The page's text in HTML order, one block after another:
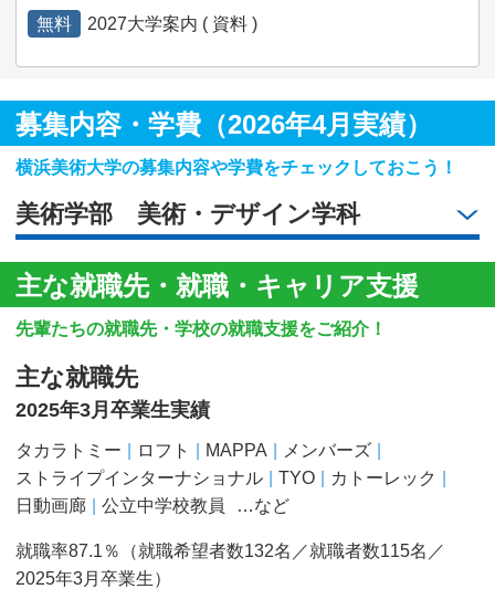
無料 2027大学案内 ( 資料 )
募集内容・学費（2026年4月実績）
横浜美術大学の募集内容や学費をチェックしておこう！
美術学部 美術・デザイン学科
主な就職先・就職・キャリア支援
先輩たちの就職先・学校の就職支援をご紹介！
主な就職先
2025年3月卒業生実績
タカラトミー ロフト MAPPA
メンバーズ
ストライプインターナショナル
TYO
カトーレック
日動画廊
公立中学校教員 …など
就職率87.1％（就職希望者数132名／就職者数115名／
2025年3⽉卒業⽣）